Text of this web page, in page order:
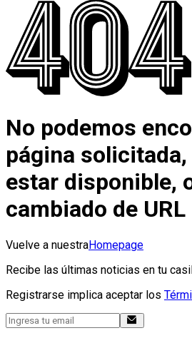
No podemos
página solicitada,
estar disponible,
cambiado de URL
Vuelve a nuestraHomepage
Recibe las últimas noticias en tu
Registrarse implica aceptar los